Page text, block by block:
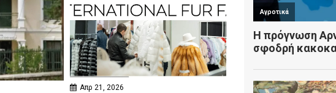
Απρ 21, 2026